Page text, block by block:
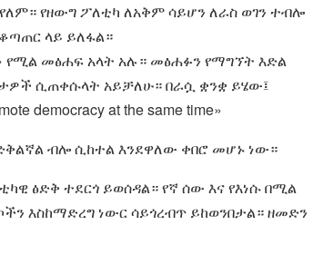
የዘውግ ፖለቲካ ለአቅም ሳይሆን ለራስ ወገን ተብሎ
ላይ ይለፋል።
የሚል መፅሐፍ አላት አሉ። መፅሐፉን የማግኘት እድል
ሲጠቀሱላት አይቻለሁ። በራሷ ቋንቋ ይሄው፤
democracy at the same time»
ብሎ ሲከተል እንደዋለው ቀበሮ መሆኑ ነው።
ፅድቅ ተደርጎ ይወሰዳል። የኛ ሰው እና የእነሱ በሚል
እስከማድረግ ነውር ሳይጎረብጥ ይከወንበታል። ዘመድን